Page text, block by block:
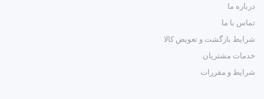
درباره ما
تماس با ما
شرایط بازگشت و تعویض کالا
خدمات مشتریان
شرایط و مقررات